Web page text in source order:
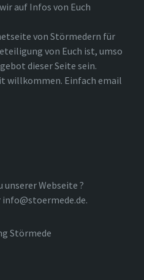
auf Infos von Euch
von Störmedern für
von Euch ist, umso
dieser Seite sein.
willkommen. Einfach email
unserer Webseite ?
Störmede